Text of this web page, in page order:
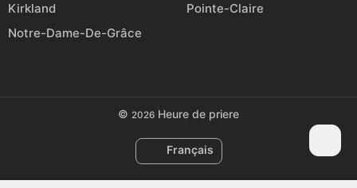
Kirkland
Pointe-Claire
Notre-Dame-De-Grâce
© 2026 Heure de priere
Français